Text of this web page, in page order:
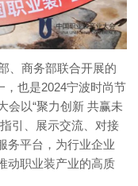
、商务部联合开展的
，也是2024宁波时尚节
会以“聚力创新 共赢未
引、展示交流、对接
务平台，为行业企业
动职业装产业的高质